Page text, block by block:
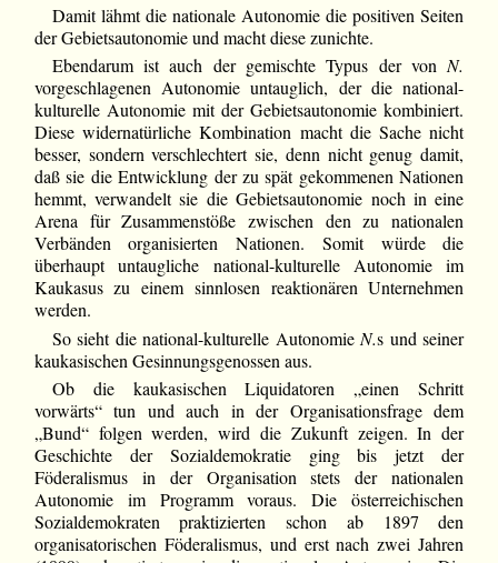
Damit lähmt die nationale Autonomie die positiven Seiten
der Gebietsautonomie und macht diese zunichte.
Ebendarum ist auch der gemischte Typus der vonN.
vorgeschlagenen Autonomie untauglich, der die national-
kulturelle Autonomie mit der Gebietsautonomie kombiniert.
Diese widernatürliche Kombination macht die Sache nicht
besser, sondern verschlechtert sie, denn nicht genug damit,
daß sie die Entwicklung der zu spät gekommenen Nationen
hemmt, verwandelt sie die Gebietsautonomie noch in eine
Arena für Zusammenstöße zwischen den zu nationalen
Verbänden organisierten Nationen. Somit würde die
überhaupt untaugliche national-kulturelle Autonomie im
Kaukasus zu einem sinnlosen reaktionären Unternehmen
werden.
So sieht die national-kulturelle Autonomie N.s und seiner
kaukasischen Gesinnungsgenossen aus.
Ob die kaukasischen Liquidatoren „einen Schritt
vorwärts“ tun und auch in der Organisationsfrage dem
„Bund“ folgen werden, wird die Zukunft zeigen. In der
Geschichte der Sozialdemokratie ging bis jetzt der
Föderalismus in der Organisation stets der nationalen
Autonomie im Programm voraus. Die österreichischen
Sozialdemokraten praktizierten schon ab 1897 den
organisatorischen Föderalismus, und erst nach zwei Jahren